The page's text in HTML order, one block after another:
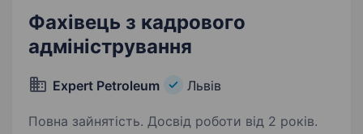
Фахівець з кадрового
адміністрування
Expert Petroleum Львів
Повна зайнятість. Досвід роботи від 2 років.